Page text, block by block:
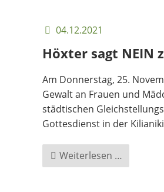
04.12.2021
Höxter sagt NEIN
Am Donnerstag, 25.
Gewalt an Frauen und
städtischen
Gottesdienst in der
Weiterlesen …
sagt